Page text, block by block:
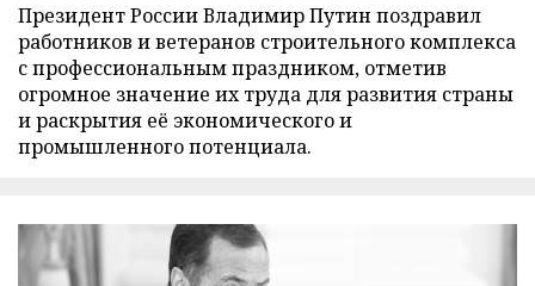
Президент России Владимир Путин поздравил
работников и ветеранов строительного комплекса
с профессиональным праздником, отметив
огромное значение их труда для развития страны
и раскрытия её экономического и
промышленного потенциала.